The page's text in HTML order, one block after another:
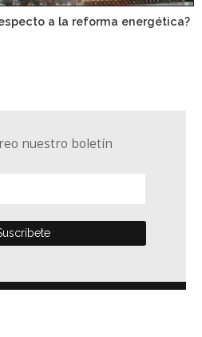
a la reforma energética?
nuestro boletín